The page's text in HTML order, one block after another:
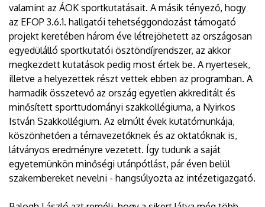
valamint az ÁOK sportkutatásait. A másik tényező, hogy
az EFOP 3.6.1. hallgatói tehetséggondozást támogató
projekt keretében három éve létrejöhetett az országosan
egyedülálló sportkutatói ösztöndíjrendszer, az akkor
megkezdett kutatások pedig most értek be. A nyertesek,
illetve a helyezettek részt vettek ebben az programban. A
harmadik összetevő az ország egyetlen akkreditált és
minősített sporttudományi szakkollégiuma, a Nyirkos
István Szakkollégium. Az elmúlt évek kutatómunkája,
köszönhetően a témavezetőknek és az oktatóknak is,
látványos eredményre vezetett. Így tudunk a saját
egyetemünkön minőségi utánpótlást, pár éven belül
szakembereket nevelni - hangsúlyozta az intézetigazgató.